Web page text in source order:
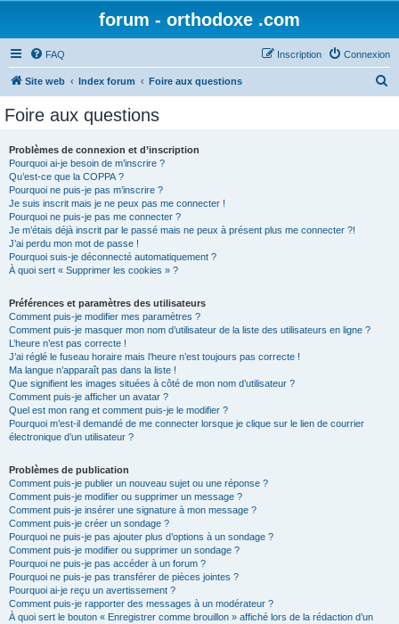
forum - orthodoxe .com
FAQ Connexion
Inscription
Site web Index forum Foire aux questions
Foire aux questions
Problèmes de connexion et d’inscription
Pourquoi ai-je besoin de m’inscrire ?
Qu’est-ce que la COPPA ?
Pourquoi ne puis-je pas m’inscrire ?
Je suis inscrit mais je ne peux pas me connecter !
Pourquoi ne puis-je pas me connecter ?
Je m’étais déjà inscrit par le passé mais ne peux à présent plus me connecter ?!
J’ai perdu mon mot de passe !
Pourquoi suis-je déconnecté automatiquement ?
À quoi sert « Supprimer les cookies » ?
Préférences et paramètres des utilisateurs
Comment puis-je modifier mes paramètres ?
Comment puis-je masquer mon nom d’utilisateur de la liste des utilisateurs en ligne ?
L’heure n’est pas correcte !
J’ai réglé le fuseau horaire mais l’heure n’est toujours pas correcte !
Ma langue n’apparaît pas dans la liste !
Que signifient les images situées à côté de mon nom d’utilisateur ?
Comment puis-je afficher un avatar ?
Quel est mon rang et comment puis-je le modifier ?
Pourquoi m’est-il demandé de me connecter lorsque je clique sur le lien de courrier
électronique d’un utilisateur ?
Problèmes de publication
Comment puis-je publier un nouveau sujet ou une réponse ?
Comment puis-je modifier ou supprimer un message ?
Comment puis-je insérer une signature à mon message ?
Comment puis-je créer un sondage ?
Pourquoi ne puis-je pas ajouter plus d’options à un sondage ?
Comment puis-je modifier ou supprimer un sondage ?
Pourquoi ne puis-je pas accéder à un forum ?
Pourquoi ne puis-je pas transférer de pièces jointes ?
Pourquoi ai-je reçu un avertissement ?
Comment puis-je rapporter des messages à un modérateur ?
À quoi sert le bouton « Enregistrer comme brouillon » affiché lors de la rédaction d’un